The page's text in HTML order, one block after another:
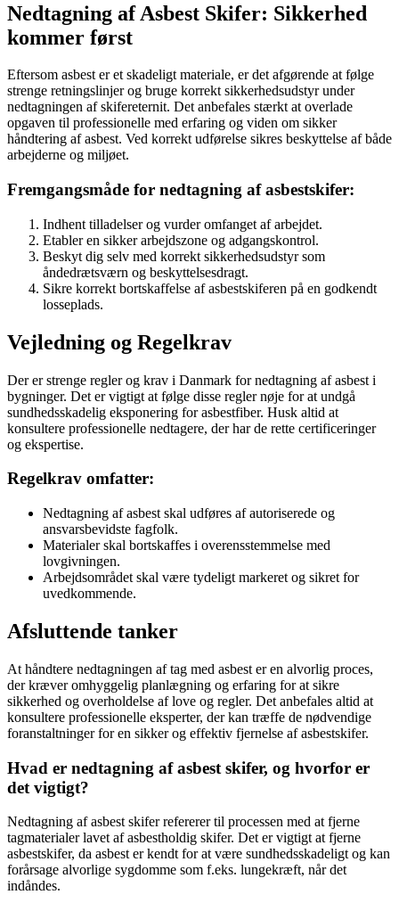
Nedtagning af Asbest Skifer: Sikkerhed
kommer først
Eftersom asbest er et skadeligt materiale, er det afgørende at følge
strenge retningslinjer og bruge korrekt sikkerhedsudstyr under
nedtagningen af skifereternit. Det anbefales stærkt at overlade
opgaven til professionelle med erfaring og viden om sikker
håndtering af asbest. Ved korrekt udførelse sikres beskyttelse af både
arbejderne og miljøet.
Fremgangsmåde for nedtagning af asbestskifer:
Indhent tilladelser og vurder omfanget af arbejdet.
Etabler en sikker arbejdszone og adgangskontrol.
Beskyt dig selv med korrekt sikkerhedsudstyr som
åndedrætsværn og beskyttelsesdragt.
Sikre korrekt bortskaffelse af asbestskiferen på en godkendt
losseplads.
Vejledning og Regelkrav
Der er strenge regler og krav i Danmark for nedtagning af asbest i
bygninger. Det er vigtigt at følge disse regler nøje for at undgå
sundhedsskadelig eksponering for asbestfiber. Husk altid at
konsultere professionelle nedtagere, der har de rette certificeringer
og ekspertise.
Regelkrav omfatter:
Nedtagning af asbest skal udføres af autoriserede og
ansvarsbevidste fagfolk.
Materialer skal bortskaffes i overensstemmelse med
lovgivningen.
Arbejdsområdet skal være tydeligt markeret og sikret for
uvedkommende.
Afsluttende tanker
At håndtere nedtagningen af tag med asbest er en alvorlig proces,
der kræver omhyggelig planlægning og erfaring for at sikre
sikkerhed og overholdelse af love og regler. Det anbefales altid at
konsultere professionelle eksperter, der kan træffe de nødvendige
foranstaltninger for en sikker og effektiv fjernelse af asbestskifer.
Hvad er nedtagning af asbest skifer, og hvorfor er
det vigtigt?
Nedtagning af asbest skifer refererer til processen med at fjerne
tagmaterialer lavet af asbestholdig skifer. Det er vigtigt at fjerne
asbestskifer, da asbest er kendt for at være sundhedsskadeligt og kan
forårsage alvorlige sygdomme som f.eks. lungekræft, når det
indåndes.